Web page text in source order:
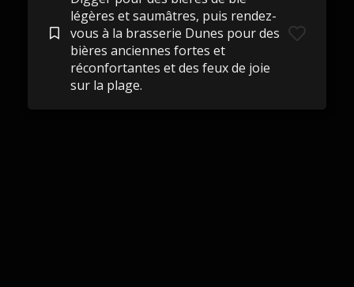
légères et saumâtres, puis rendez-
vous à la brasserie Dunes pour des
bières anciennes fortes et
réconfortantes et des feux de joie
sur la plage.